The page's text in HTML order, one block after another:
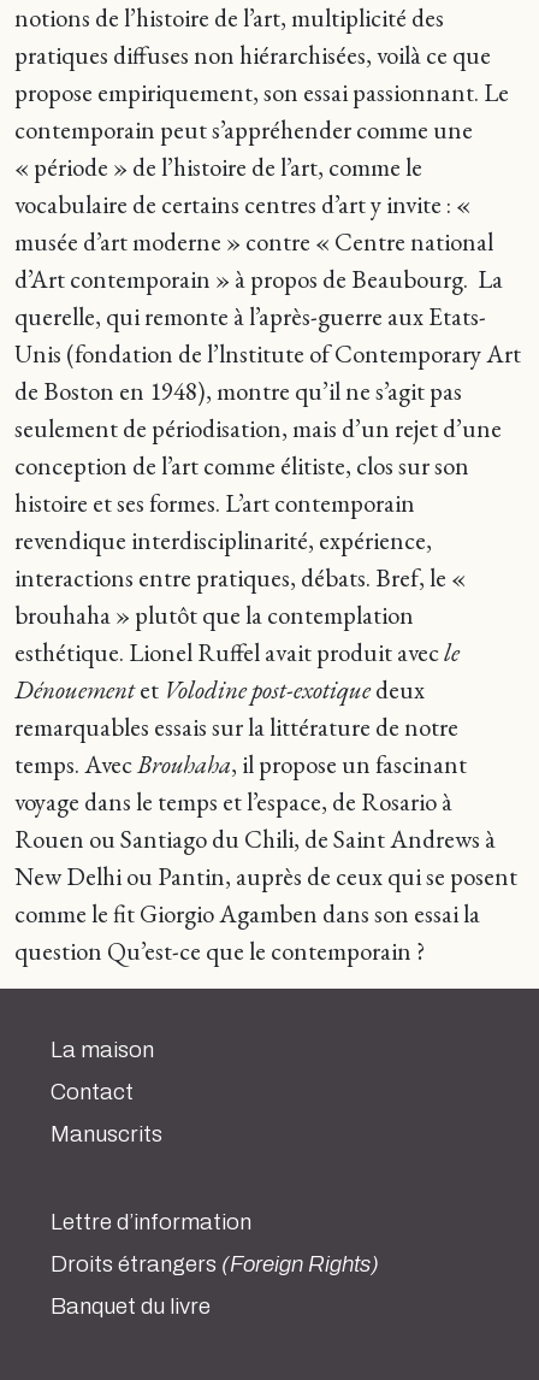
notions de l’histoire de l’art, multiplicité des
pratiques diffuses non hiérarchisées, voilà ce que
propose empiriquement, son essai passionnant. Le
contemporain peut s’appréhender comme une
« période » de l’histoire de l’art, comme le
vocabulaire de certains centres d’art y invite : «
musée d’art moderne » contre « Centre national
d’Art contemporain » à propos de Beaubourg. La
querelle, qui remonte à l’après-guerre aux Etats-
Unis (fondation de l’lnstitute of Contemporary Art
de Boston en 1948), montre qu’il ne s’agit pas
seulement de périodisation, mais d’un rejet d’une
conception de l’art comme élitiste, clos sur son
histoire et ses formes. L’art contemporain
revendique interdisciplinarité, expérience,
interactions entre pratiques, débats. Bref, le «
brouhaha » plutôt que la contemplation
esthétique. Lionel Ruffel avait produit avecle
Dénouementet Volodine post-exotiquedeux
remarquables essais sur la littérature de notre
temps. AvecBrouhaha, il propose un fascinant
voyage dans le temps et l’espace, de Rosario à
Rouen ou Santiago du Chili, de Saint Andrews à
New Delhi ou Pantin, auprès de ceux qui se posent
comme le fit Giorgio Agamben dans son essai la
question Qu’est-ce que le contemporain ?
La maison
Contact
Manuscrits
Lettre d’information
Droits étrangers (Foreign Rights)
Banquet du livre